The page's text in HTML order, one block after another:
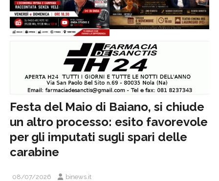
Festa del Maio di Baiano, si chiude
un altro processo: esito favorevole
per gli imputati sugli spari delle
carabine
08/07/2026 binews.it